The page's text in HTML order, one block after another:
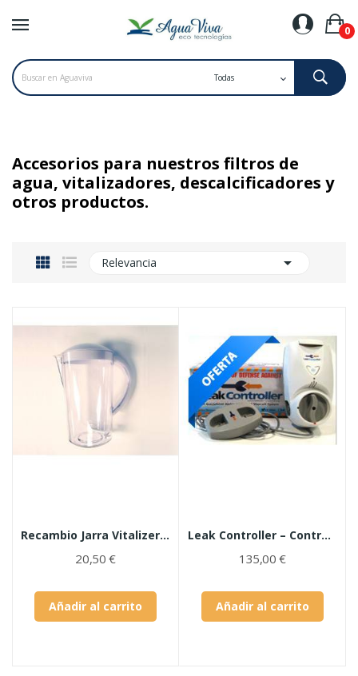
0
Accesorios para nuestros filtros de
agua, vitalizadores, descalcificadores y
otros productos.
Relevancia 
Recambio Jarra Vitalizer Plus
20,50 €
Añadir al carrito
Leak Controller – Control de Fugas de Agua
135,00 €
Añadir al carrito